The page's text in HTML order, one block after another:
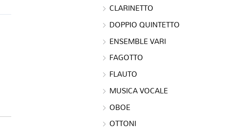
CLARINETTO
DOPPIO QUINTETTO
ENSEMBLE VARI
FAGOTTO
FLAUTO
MUSICA VOCALE
OBOE
OTTONI